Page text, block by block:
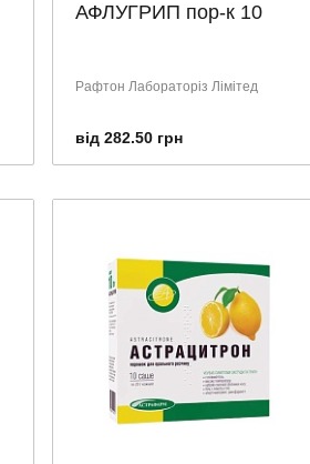
АФЛУГРИП пор-к 10
Рафтон Лабораторіз Лімітед
від 282.50 грн